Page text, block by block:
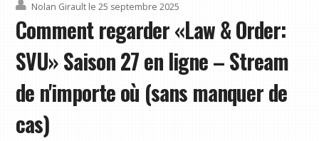
Nolan Girault le 25 septembre 2025
Comment regarder «Law & Order:
SVU» Saison 27 en ligne – Stream
de n'importe où (sans manquer de
cas)